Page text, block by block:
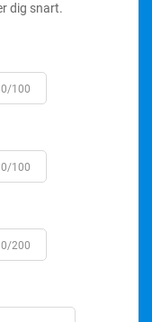
dig snart.
0/100
0/100
0/200